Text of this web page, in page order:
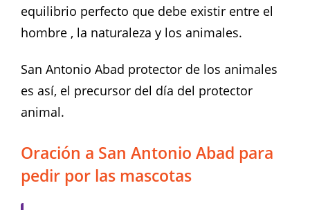
equilibrio perfecto que debe existir entre el
hombre , la naturaleza y los animales.
San Antonio Abad protector de los animales
es así, el precursor del día del protector
animal.
Oración a San Antonio Abad para
pedir por las mascotas